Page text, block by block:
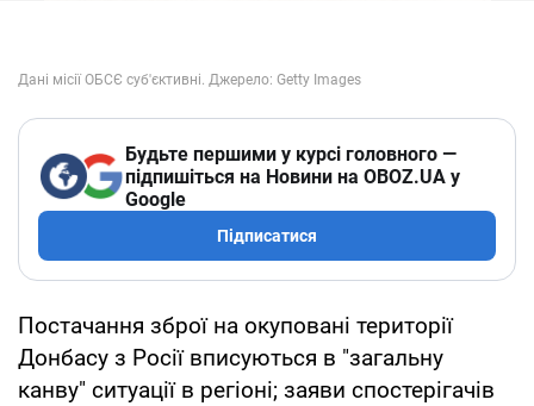
Будьте першими у курсі головного —
підпишіться на Новини на OBOZ.UA у
Google
Підписатися
Постачання зброї на окуповані території
Донбасу з Росії вписуються в "загальну
канву" ситуації в регіоні; заяви спостерігачів